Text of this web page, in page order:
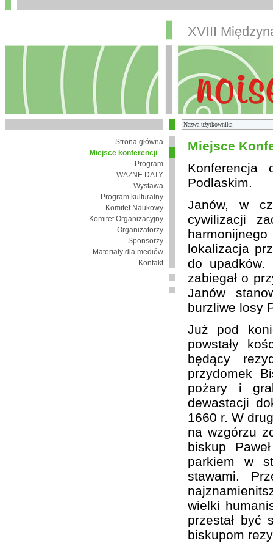
XVIII
Strona główna
Miejsce konferencji
Program
WAŻNE DATY
Wystawa
Program kulturalny
Komitet Naukowy
Komitet Organizacyjny
Organizatorzy
Sponsorzy
Materiały dla mediów
Kontakt
Miejsce
Podlaskim.
Janów, w
cywilizacji
lokalizacja
do upadków.
zabiegał o
Janów
burzliwe losy
Już pod
powstały
będący
przydomek
pożary i
dewastacji
1660 r. W
na wzgórzu
biskup
parkiem w
stawami.
wielki
przestał być
biskupom